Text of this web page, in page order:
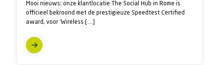
Mooi nieuws: onze klantlocatie The Social Hub in Rome is
officieel bekroond met de prestigieuze Speedtest Certified
award, voor ‘Wireless […]